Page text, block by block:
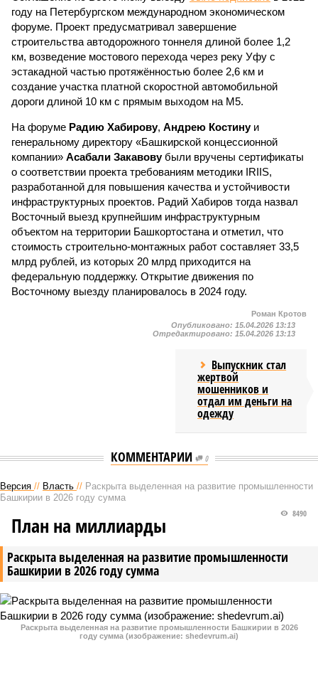
году на Петербургском международном экономическом
форуме. Проект предусматривал завершение
строительства автодорожного тоннеля длиной более 1,2
км, возведение мостового перехода через реку Уфу с
эстакадной частью протяжённостью более 2,6 км и
создание участка платной скоростной автомобильной
дороги длиной 10 км с прямым выходом на М5.
На форуме Радию Хабирову, Андрею Костинуи
генеральному директору «Башкирской концессионной
компании» Асабали Закавовубыли вручены сертификаты
о соответствии проекта требованиям методики IRIIS,
разработанной для повышения качества и устойчивости
инфраструктурных проектов. Радий Хабиров тогда назвал
Восточный выезд крупнейшим инфраструктурным
объектом на территории Башкортостана и отметил, что
стоимость строительно-монтажных работ составляет 33,5
млрд рублей, из которых 20 млрд приходится на
федеральную поддержку. Открытие движения по
Восточному выезду планировалось в 2024 году.
Роман Кротов
Опубликовано: 15.04.2026 13:13
Отредактировано: 15.04.2026 13:13
Выпускник стал
жертвой
мошенников и
отдал им деньги на
одежду
КОММЕНТАРИИ 0
Версия // Власть // Раскрыта выделенная на развитие промышленности
Башкирии в 2026 году сумма
Раскрыта выделенная на развитие промышленности
Башкирии в 2026 году сумма
8490
План на миллиарды
Раскрыта выделенная на развитие промышленности Башкирии в 2026
году сумма (изображение: shedevrum.ai)